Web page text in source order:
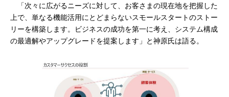
「次々に広がるニーズに対して、お客さまの現在地を把握した
上で、単なる機能活用にとどまらないスモールスタートのストー
リーを構築します。ビジネスの成功を第一に考え、システム構成
の最適解やアップグレードを提案します」と神原氏は語る。